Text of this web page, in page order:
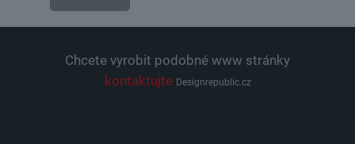
Chcete vyrobit podobné www stránky
kontaktujte Designrepublic.cz